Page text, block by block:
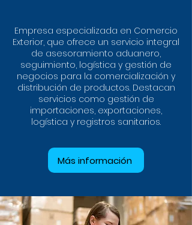
Empresa especializada en Comercio
Exterior, que ofrece un servicio integral
de asesoramiento aduanero,
seguimiento, logística y gestión de
negocios para la comercialización y
distribución de productos. Destacan
servicios como gestión de
importaciones, exportaciones,
logística y registros sanitarios.
Más información